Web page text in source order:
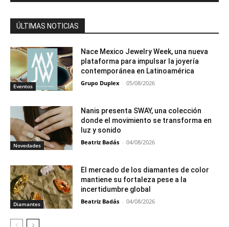
ÚLTIMAS NOTICIAS
Eventos
Nace Mexico Jewelry Week, una nueva
plataforma para impulsar la joyería
contemporánea en Latinoamérica
Grupo Duplex - 05/08/2026
Novedades
Nanis presenta SWAY, una colección
donde el movimiento se transforma en
luz y sonido
Beatriz Badás - 04/08/2026
Diamantes
El mercado de los diamantes de color
mantiene su fortaleza pese a la
incertidumbre global
Beatriz Badás - 04/08/2026